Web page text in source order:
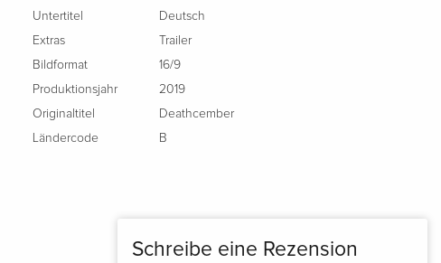
Untertitel
Deutsch
Extras
Trailer
Bildformat
16/9
Produktionsjahr
2019
Originaltitel
Deathcember
Ländercode
B
Schreibe eine Rezension